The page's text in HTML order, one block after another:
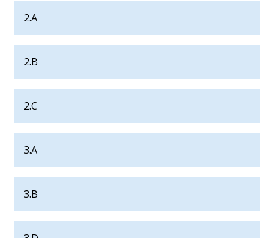
2.A
2.B
2.C
3.A
3.B